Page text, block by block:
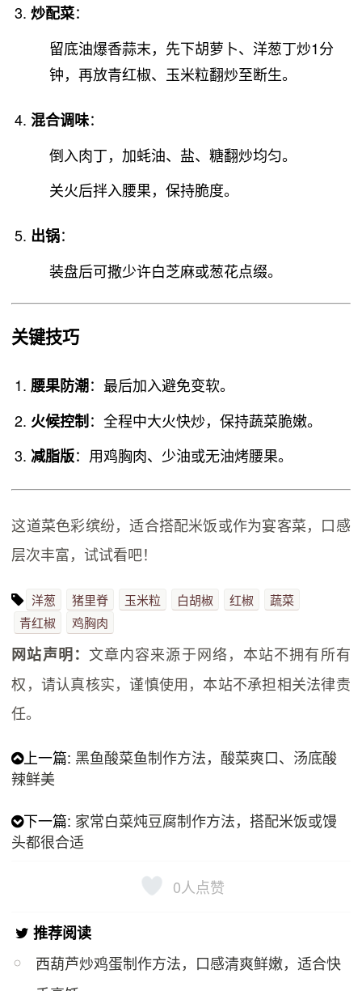
炒配菜：
留底油爆香蒜末，先下胡萝卜、洋葱丁炒1分
钟，再放青红椒、玉米粒翻炒至断生。
混合调味：
倒入肉丁，加蚝油、盐、糖翻炒均匀。
关火后拌入腰果，保持脆度。
出锅：
装盘后可撒少许白芝麻或葱花点缀。
关键技巧
腰果防潮：最后加入避免变软。
火候控制：全程中大火快炒，保持蔬菜脆嫩。
减脂版：用鸡胸肉、少油或无油烤腰果。
这道菜色彩缤纷，适合搭配米饭或作为宴客菜，口感
层次丰富，试试看吧！
洋葱 猪里脊 玉米粒 白胡椒 红椒
蔬菜
青红椒
鸡胸肉
网站声明： 文章内容来源于网络，本站不拥有所有
权，请认真核实，谨慎使用，本站不承担相关法律责
任。
上一篇: 黑鱼酸菜鱼制作方法，酸菜爽口、汤底酸
辣鲜美
下一篇: 家常白菜炖豆腐制作方法，搭配米饭或馒
头都很合适
0人点赞
推荐阅读
西葫芦炒鸡蛋制作方法，口感清爽鲜嫩，适合快